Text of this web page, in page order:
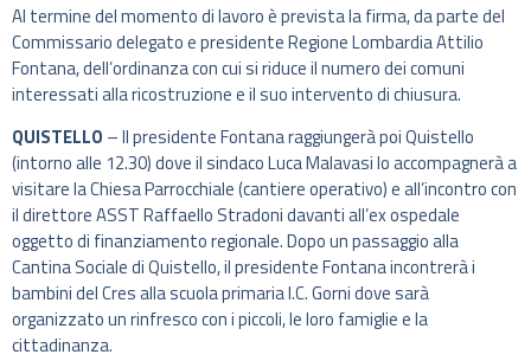
Al termine del momento di lavoro è prevista la firma, da parte del
Commissario delegato e presidente Regione Lombardia Attilio
Fontana, dell’ordinanza con cui si riduce il numero dei comuni
interessati alla ricostruzione e il suo intervento di chiusura.
QUISTELLO – Il presidente Fontana raggiungerà poi Quistello
(intorno alle 12.30) dove il sindaco Luca Malavasi lo accompagnerà a
visitare la Chiesa Parrocchiale (cantiere operativo) e all’incontro con
il direttore ASST Raffaello Stradoni davanti all’ex ospedale
oggetto di finanziamento regionale. Dopo un passaggio alla
Cantina Sociale di Quistello, il presidente Fontana incontrerà i
bambini del Cres alla scuola primaria I.C. Gorni dove sarà
organizzato un rinfresco con i piccoli, le loro famiglie e la
cittadinanza.